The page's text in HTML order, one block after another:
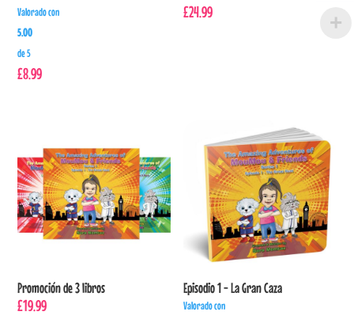
Valorado con
5.00
de 5
£8.99
£24.99
Promoción de 3 libros
£19.99
Episodio 1 - La Gran Caza
Valorado con